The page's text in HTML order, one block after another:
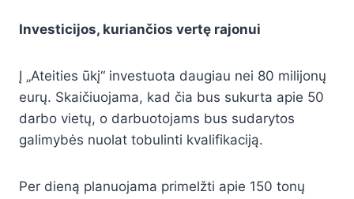
Investicijos, kuriančios vertę rajonui
Į „Ateities ūkį“ investuota daugiau nei 80 milijonų
eurų. Skaičiuojama, kad čia bus sukurta apie 50
darbo vietų, o darbuotojams bus sudarytos
galimybės nuolat tobulinti kvalifikaciją.
Per dieną planuojama primelžti apie 150 tonų